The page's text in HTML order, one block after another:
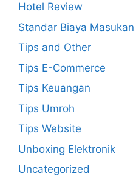
Hotel Review
Standar Biaya Masukan
Tips and Other
Tips E-Commerce
Tips Keuangan
Tips Umroh
Tips Website
Unboxing Elektronik
Uncategorized